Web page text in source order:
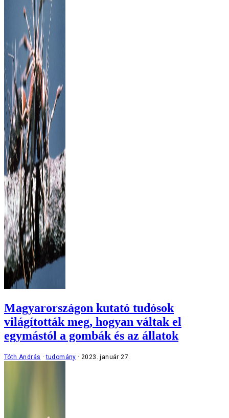
Magyarországon kutató tudósok
világították meg, hogyan váltak el
egymástól a gombák és az állatok
Tóth András tudomány 2023. január 27.